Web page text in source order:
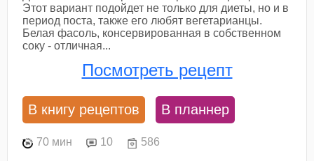
Этот вариант подойдет не только для диеты, но и в
период поста, также его любят вегетарианцы.
Белая фасоль, консервированная в собственном
соку - отличная...
Посмотреть рецепт
В книгу рецептов В планнер
70 мин 10 586